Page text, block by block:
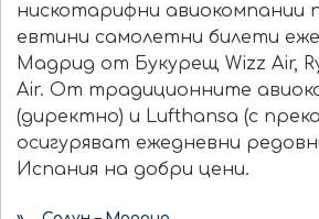
нискотарифни авиокомпании
евтини самолетни билети
Мадрид от Букурещ Wizz Аir,
Air. От традиционните
(директно) и Lufthansa (с
осигуряват ежедневни
Испания на добри цени.